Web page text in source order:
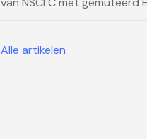
Alle artikelen